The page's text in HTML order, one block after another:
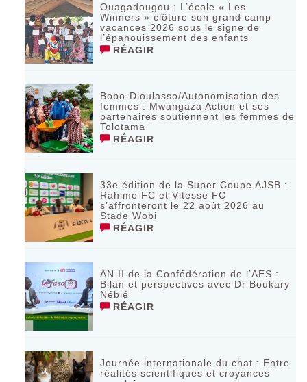
Ouagadougou : L’école « Les
Winners » clôture son grand camp
vacances 2026 sous le signe de
l’épanouissement des enfants
RÉAGIR
Bobo-Dioulasso/Autonomisation des
femmes : Mwangaza Action et ses
partenaires soutiennent les femmes de
Tolotama
RÉAGIR
33e édition de la Super Coupe AJSB :
Rahimo FC et Vitesse FC
s’affronteront le 22 août 2026 au
Stade Wobi
RÉAGIR
AN II de la Confédération de l’AES :
Bilan et perspectives avec Dr Boukary
Nébié
RÉAGIR
Journée internationale du chat : Entre
réalités scientifiques et croyances